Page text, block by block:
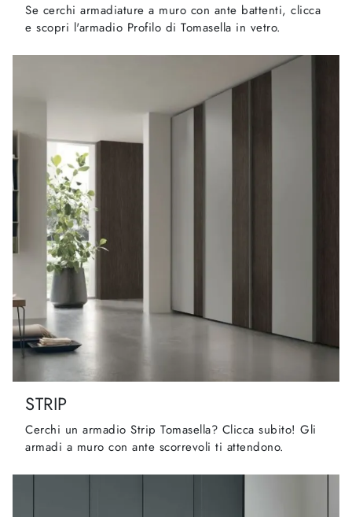
Se cerchi armadiature a muro con ante battenti, clicca
e scopri l'armadio Profilo di Tomasella in vetro.
STRIP
Cerchi un armadio Strip Tomasella? Clicca subito! Gli
armadi a muro con ante scorrevoli ti attendono.